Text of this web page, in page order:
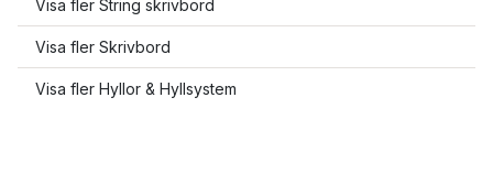
Visa fler String skrivbord
Visa fler Skrivbord
Visa fler Hyllor & Hyllsystem